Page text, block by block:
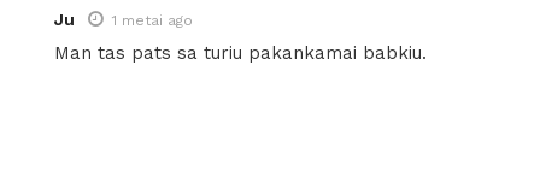
Ju 1 metai ago
Man tas pats sa turiu pakankamai babkiu.